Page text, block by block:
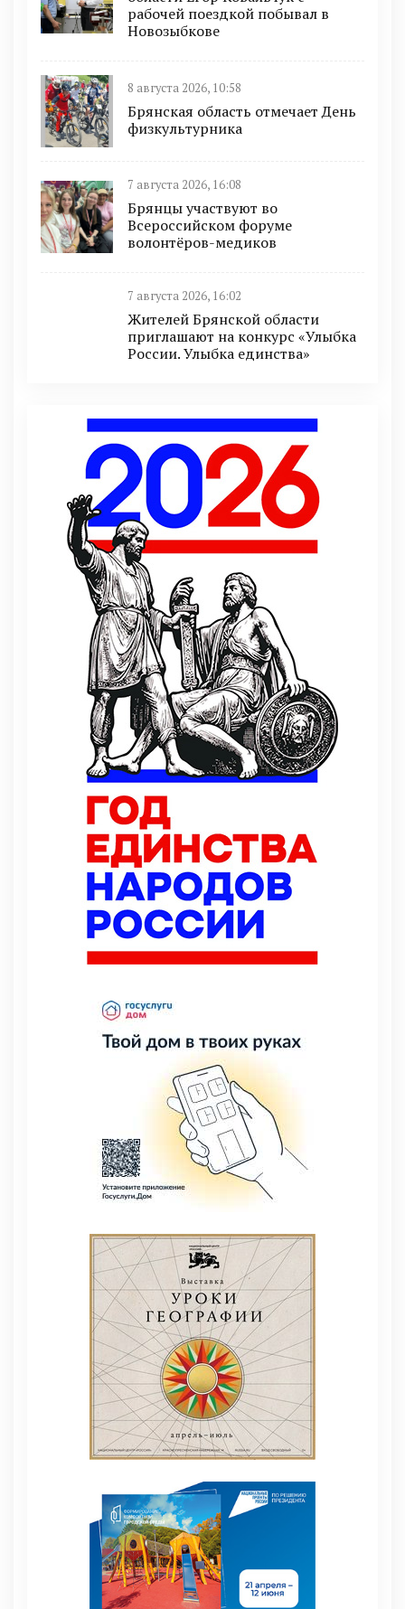
рабочей поездкой побывал в
Новозыбкове
8 августа 2026, 10:58
Брянская область отмечает День
физкультурника
7 августа 2026, 16:08
Брянцы участвуют во
Всероссийском форуме
волонтёров-медиков
7 августа 2026, 16:02
Жителей Брянской области
приглашают на конкурс «Улыбка
России. Улыбка единства»